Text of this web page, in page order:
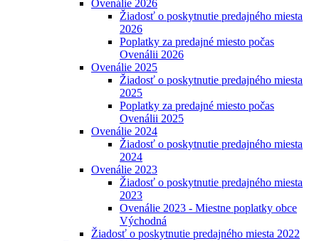
Ovenálie 2026
Žiadosť o poskytnutie predajného miesta
2026
Poplatky za predajné miesto počas
Ovenálii 2026
Ovenálie 2025
Žiadosť o poskytnutie predajného miesta
2025
Poplatky za predajné miesto počas
Ovenálii 2025
Ovenálie 2024
Žiadosť o poskytnutie predajného miesta
2024
Ovenálie 2023
Žiadosť o poskytnutie predajného miesta
2023
Ovenálie 2023 - Miestne poplatky obce
Východná
Žiadosť o poskytnutie predajného miesta 2022